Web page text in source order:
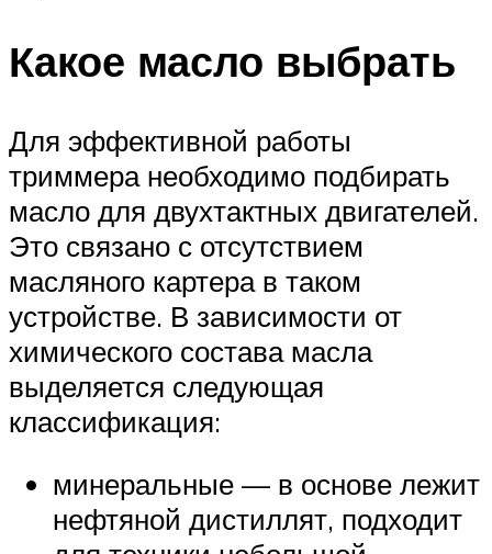
Какое масло выбрать
Для эффективной работы
триммера необходимо подбирать
масло для двухтактных двигателей.
Это связано с отсутствием
масляного картера в таком
устройстве. В зависимости от
химического состава масла
выделяется следующая
классификация:
минеральные — в основе лежит
нефтяной дистиллят, подходит